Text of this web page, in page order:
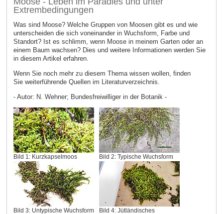
Extrembedingungen
Was sind Moose? Welche Gruppen von Moosen gibt es und wie
unterscheiden die sich voneinander in Wuchsform, Farbe und
Standort? Ist es schlimm, wenn Moose in meinem Garten oder an
einem Baum wachsen? Dies und weitere Informationen werden Sie
in diesem Artikel erfahren.
Wenn Sie noch mehr zu diesem Thema wissen wollen, finden
Sie weiterführende Quellen im Literaturverzeichnis.
- Autor: N. Wehner; Bundesfreiwilliger in der Botanik -
Bild 1: Kurzkapselmoos Bild 2: Typische Wuchsform
Bild 3: Untypische Wuchsform
Bild 4: Jütländisches